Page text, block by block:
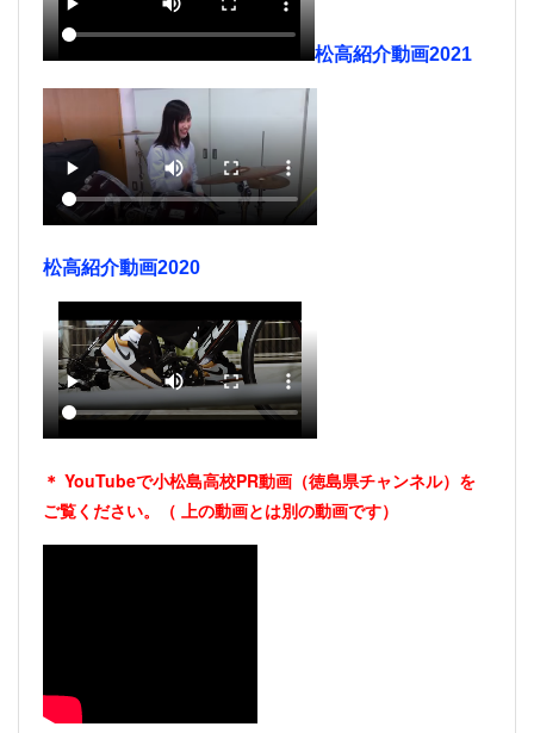
松高紹介動画2021
松高紹介動画2020
＊ YouTubeで小松島高校PR動画（徳島県チャンネル）を
ご覧ください。（ 上の動画とは別の動画です）